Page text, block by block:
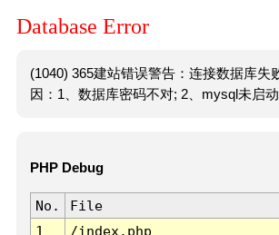
Database Error
(1040) 365建站错误警告：连接数据库失
因：1、数据库密码不对; 2、mysql未启动
PHP Debug
No. File
1
/index.php